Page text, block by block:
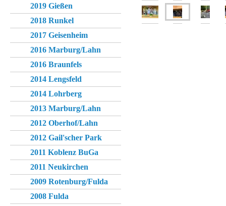
2019 Gießen
2018 Runkel
2017 Geisenheim
2016 Marburg/Lahn
2016 Braunfels
2014 Lengsfeld
2014 Lohrberg
2013 Marburg/Lahn
2012 Oberhof/Lahn
2012 Gail'scher Park
2011 Koblenz BuGa
2011 Neukirchen
2009 Rotenburg/Fulda
2008 Fulda